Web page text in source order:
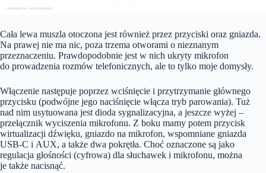
Cała lewa muszla otoczona jest również przez przyciski oraz gniazda.
Na prawej nie ma nic, poza trzema otworami o nieznanym
przeznaczeniu. Prawdopodobnie jest w nich ukryty mikrofon
do prowadzenia rozmów telefonicznych, ale to tylko moje domysły.
Włączenie następuje poprzez wciśnięcie i przytrzymanie głównego
przycisku (podwójne jego naciśnięcie włącza tryb parowania). Tuż
nad nim usytuowana jest dioda sygnalizacyjna, a jeszcze wyżej –
przełącznik wyciszenia mikrofonu. Z boku mamy potem przycisk
wirtualizacji dźwięku, gniazdo na mikrofon, wspomniane gniazda
USB-C i AUX, a także dwa pokrętła. Choć oznaczone są jako
regulacja głośności (cyfrowa) dla słuchawek i mikrofonu, można
je także nacisnąć.